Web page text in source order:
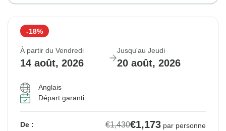
-18%
À partir du Vendredi
14 août, 2026
Jusqu'au Jeudi
20 août, 2026
Anglais
Départ garanti
De : €1,430€1,173 par personne